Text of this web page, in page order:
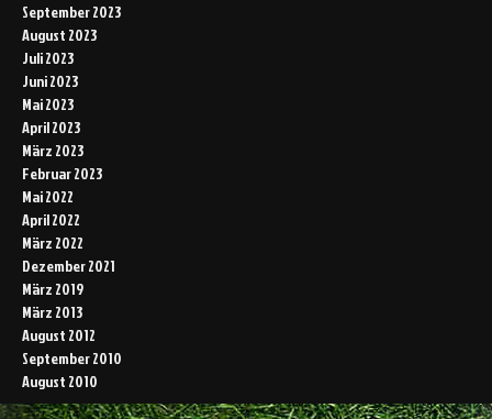
September 2023
August 2023
Juli 2023
Juni 2023
Mai 2023
April 2023
März 2023
Februar 2023
Mai 2022
April 2022
März 2022
Dezember 2021
März 2019
März 2013
August 2012
September 2010
August 2010